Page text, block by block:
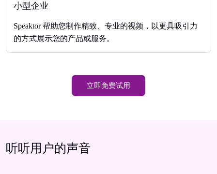
小型企业
Speaktor 帮助您制作精致、专业的视频，以更具吸引力
的方式展示您的产品或服务。
立即免费试用
听听用户的声音